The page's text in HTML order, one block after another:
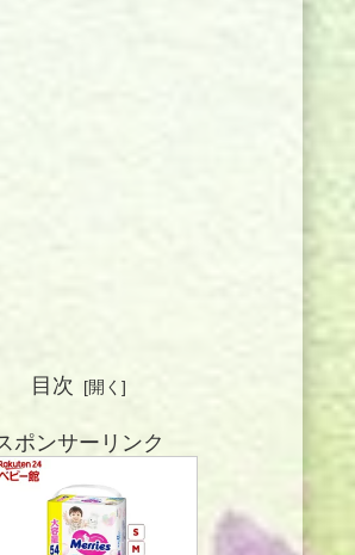
目次
ポンサーリンク